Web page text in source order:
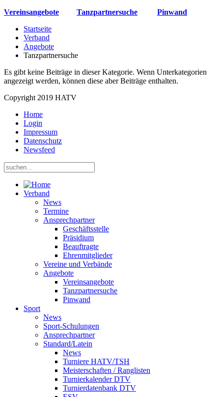
Vereinsangebote
Tanzpartnersuche
Pinwand
Startseite
Verband
Angebote
Tanzpartnersuche
Es gibt keine Beiträge in dieser Kategorie. Wenn Unterkategorien
angezeigt werden, können diese aber Beiträge enthalten.
Copyright 2019 HATV
Home
Login
Impressum
Datenschutz
Newsfeed
Verband
News
Termine
Ansprechpartner
Geschäftsstelle
Präsidium
Beauftragte
Ehrenmitglieder
Vereine und Verbände
Angebote
Vereinsangebote
Tanzpartnersuche
Pinwand
Sport
News
Sport-Schulungen
Ansprechpartner
Standard/Latein
News
Turniere HATV/TSH
Meisterschaften / Ranglisten
Turnierkalender DTV
Turnierdatenbank DTV